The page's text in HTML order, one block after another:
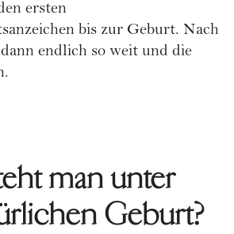
ersten
bis zur Geburt. Nach
endlich so weit und die
man unter
Geburt?